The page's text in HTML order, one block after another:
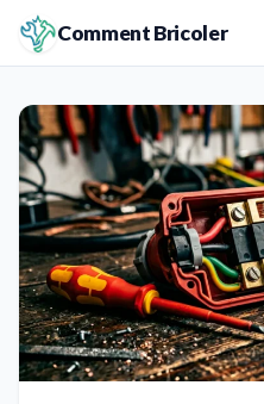
Comment Bricoler